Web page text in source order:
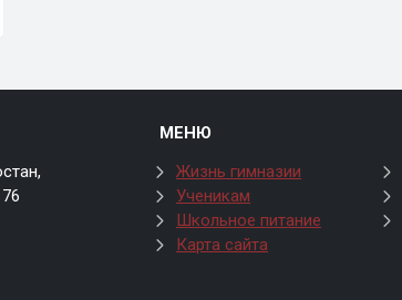
МЕНЮ
Жизнь гимназии
Ученикам
Школьное питание
Карта сайта